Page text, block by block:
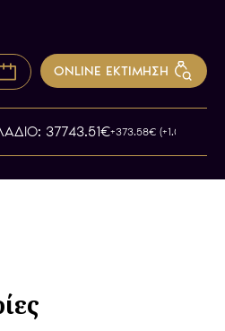
ONLINE ΕΚΤΙΜΗΣΗ
37743.51€+373.58€ (+1.01%)